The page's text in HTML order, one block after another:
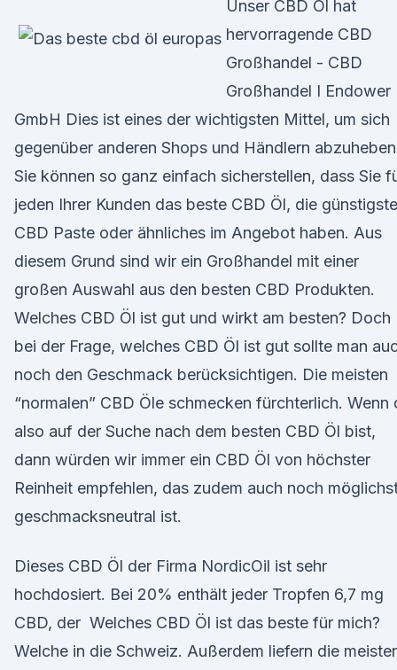
Unser CBD Öl hat
hervorragende CBD
Großhandel - CBD
Großhandel I Endower
GmbH Dies ist eines der wichtigsten Mittel, um sich
gegenüber anderen Shops und Händlern
Sie können so ganz einfach sicherstellen, dass Sie
jeden Ihrer Kunden das beste CBD Öl, die günstigste
CBD Paste oder ähnliches im Angebot haben. Aus
diesem Grund sind wir ein Großhandel mit einer
großen Auswahl aus den besten CBD Produkten.
Welches CBD Öl ist gut und wirkt am besten? Doch
bei der Frage, welches CBD Öl ist gut sollte man
noch den Geschmack berücksichtigen. Die meisten
“normalen” CBD Öle schmecken fürchterlich. Wenn
also auf der Suche nach dem besten CBD Öl bist,
dann würden wir immer ein CBD Öl von höchster
Reinheit empfehlen, das zudem auch noch
geschmacksneutral ist.
Dieses CBD Öl der Firma NordicOil ist sehr
hochdosiert. Bei 20% enthält jeder Tropfen 6,7 mg
CBD, der Welches CBD Öl ist das beste für mich?
Welche in die Schweiz. Außerdem liefern die